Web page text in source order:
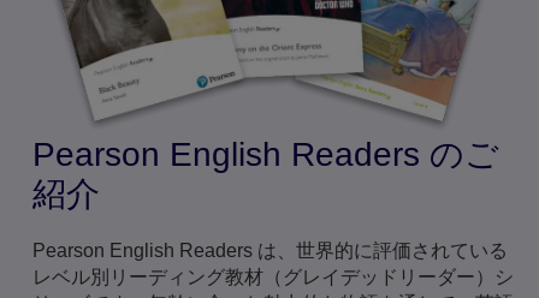
Pearson English Readers のご
紹介
Pearson English Readers は、世界的に評価されている
レベル別リーディング教材（グレイデッドリーダー）シ